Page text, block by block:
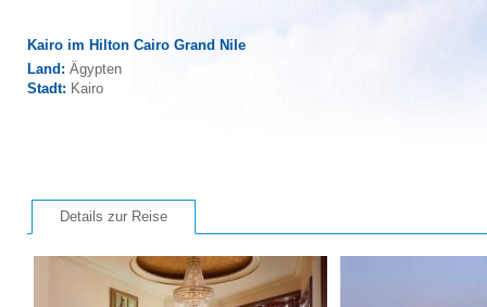
Kairo im Hilton Cairo Grand Nile
Land: Ägypten
Stadt: Kairo
Details zur Reise